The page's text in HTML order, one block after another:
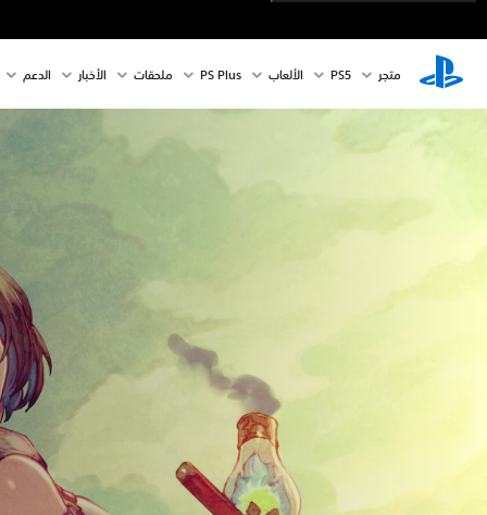
متجر PS5‏ الألعاب PS Plus ملحقات الأخبار الدعم